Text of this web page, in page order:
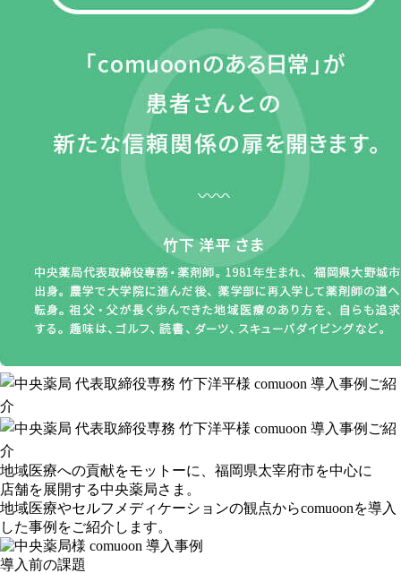
地域医療への貢献をモットーに、福岡県太宰府市を中心に
店舗を展開する中央薬局さま。
地域医療やセルフメディケーションの観点からcomuoonを導入
した事例をご紹介します。
導入前の課題